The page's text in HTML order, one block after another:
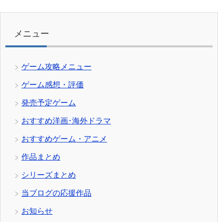
リ
メニュー
ゲーム攻略メニュー
ゲーム感想・評価
発売予定ゲーム
おすすめ洋画･海外ドラマ
おすすめゲーム・アニメ
作品まとめ
シリーズまとめ
当ブログの応援作品
お知らせ